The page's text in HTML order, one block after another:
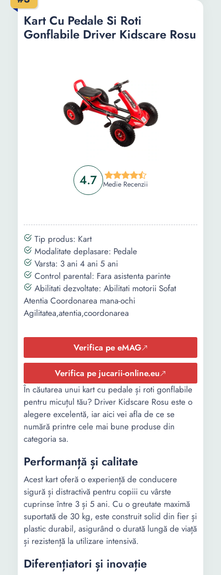
4.7 Medie Recenzii
Kart Cu Pedale Si Roti
Gonflabile Driver Kidscare Rosu
Tip produs: Kart
Modalitate deplasare: Pedale
Varsta: 3 ani 4 ani 5 ani
Control parental: Fara asistenta parinte
Abilitati dezvoltate: Abilitati motorii Sofat
Atentia Coordonarea mana-ochi
Agilitatea,atentia,coordonarea
Verifica pe eMAG
Verifica pe jucarii-online.eu
În căutarea unui kart cu pedale și roti gonflabile
pentru micuțul tău? Driver Kidscare Rosu este o
alegere excelentă, iar aici vei afla de ce se
numără printre cele mai bune produse din
categoria sa.
Performanță și calitate
Acest kart oferă o experiență de conducere
sigură și distractivă pentru copiii cu vârste
cuprinse între 3 și 5 ani. Cu o greutate maximă
suportată de 30 kg, este construit solid din fier și
plastic durabil, asigurând o durată lungă de viață
și rezistență la utilizare intensivă.
Diferențiatori și inovație